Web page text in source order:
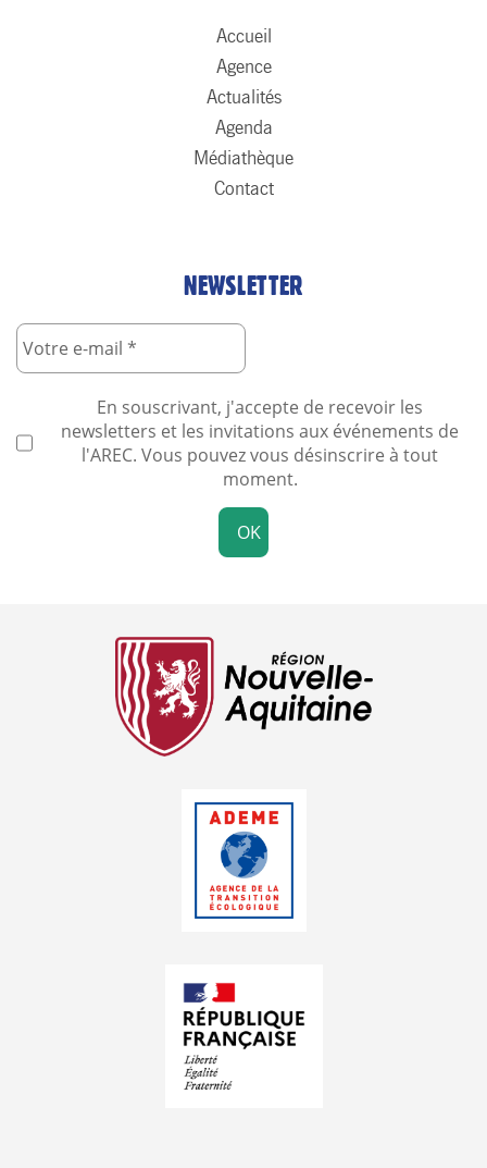
Accueil
Agence
Actualités
Agenda
Médiathèque
Contact
NEWSLETTER
En souscrivant, j'accepte de recevoir les
newsletters et les invitations aux événements de
l'AREC. Vous pouvez vous désinscrire à tout
moment.